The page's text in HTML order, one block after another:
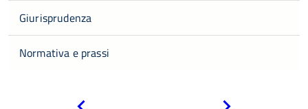
Giurisprudenza
Normativa e prassi